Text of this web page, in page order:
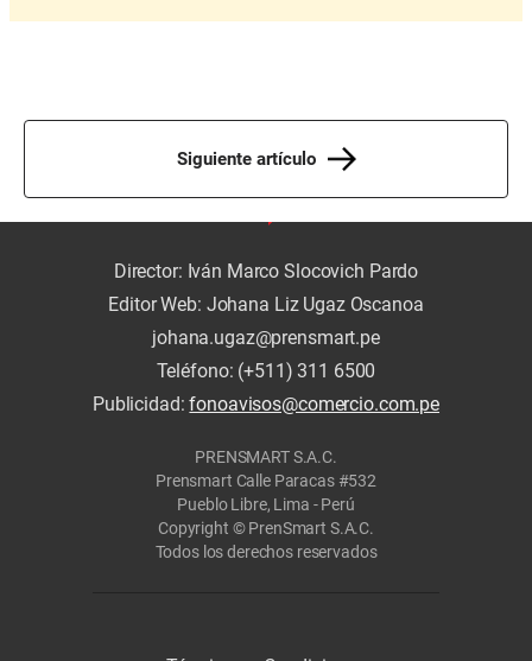
Siguiente artículo
Director: Iván Marco Slocovich Pardo
Editor Web: Johana Liz Ugaz Oscanoa
johana.ugaz@prensmart.pe
Teléfono: (+511) 311 6500
Publicidad:fonoavisos@comercio.com.pe
PRENSMART S.A.C.
Prensmart Calle Paracas #532
Pueblo Libre, Lima - Perú
Copyright © PrenSmart S.A.C.
Todos los derechos reservados